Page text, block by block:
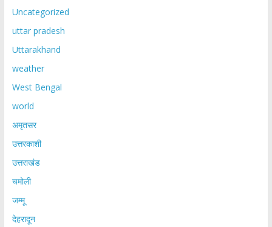
Uncategorized
uttar pradesh
Uttarakhand
weather
West Bengal
world
अमृतसर
उत्तरकाशी
उत्तराखंड
चमोली
जम्मू
देहरादून